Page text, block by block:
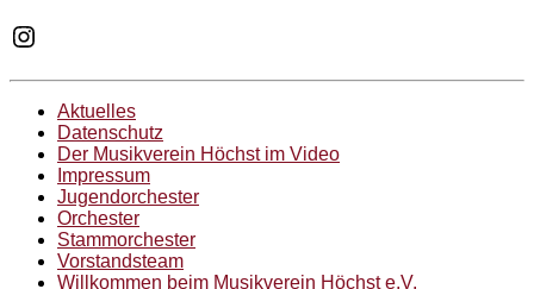
Instagram
Aktuelles
Datenschutz
Der Musikverein Höchst im Video
Impressum
Jugendorchester
Orchester
Stammorchester
Vorstandsteam
Willkommen beim Musikverein Höchst e.V.